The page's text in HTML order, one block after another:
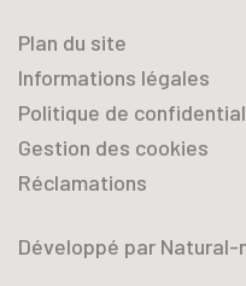
Plan du site
Informations légales
Politique de
Gestion des cookies
Réclamations
Développé par Natural-